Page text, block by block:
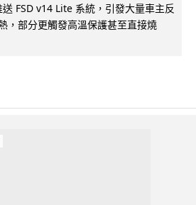
FSD v14 Lite 系統，引發大量車主反
，部分更觸發高溫保護甚至直接燒